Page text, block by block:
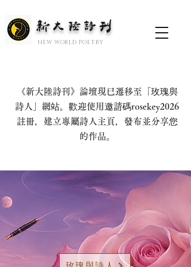
新大陆诗刊
​NEW WORLD POETRY
《新大陸詩刊》論壇現已遷移至「玫瑰與
詩人」網站。歡迎使用邀請碼rosekey2026
註冊，建立專屬詩人主頁，發布並分享您
的作品。